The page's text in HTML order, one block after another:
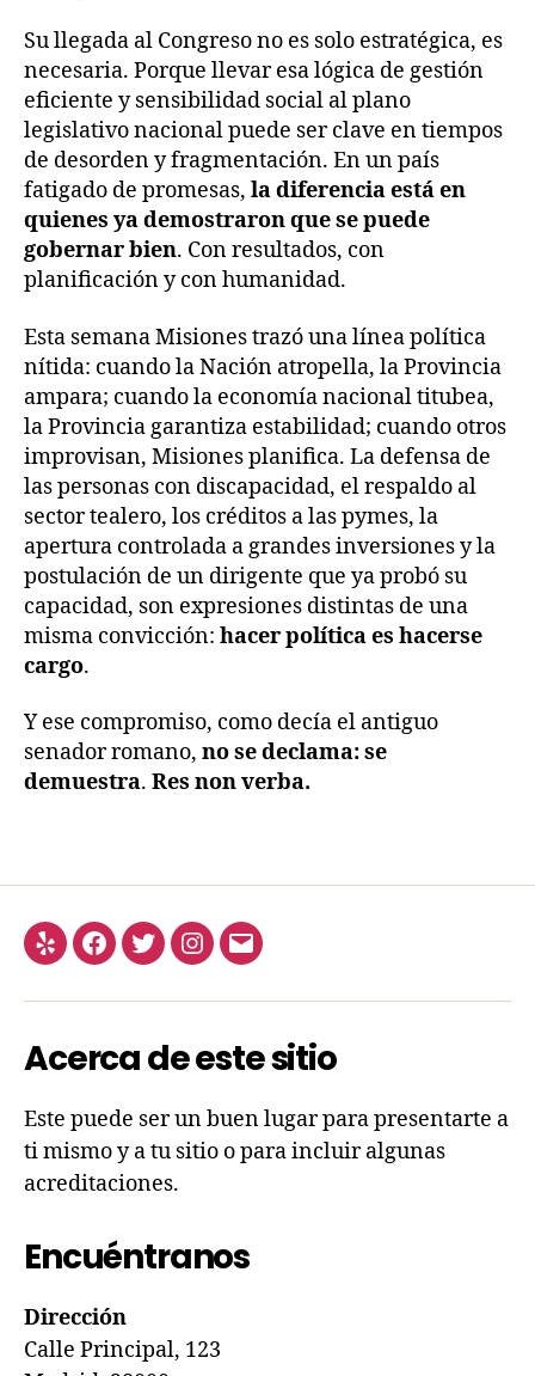
Su llegada al Congreso no es solo estratégica, es
necesaria. Porque llevar esa lógica de gestión
eficiente y sensibilidad social al plano
legislativo nacional puede ser clave en tiempos
de desorden y fragmentación. En un país
fatigado de promesas, la diferencia está en
quienes ya demostraron que se puede
gobernar bien. Con resultados, con
planificación y con humanidad.
Esta semana Misiones trazó una línea política
nítida: cuando la Nación atropella, la Provincia
ampara; cuando la economía nacional titubea,
la Provincia garantiza estabilidad; cuando otros
improvisan, Misiones planifica. La defensa de
las personas con discapacidad, el respaldo al
sector tealero, los créditos a las pymes, la
apertura controlada a grandes inversiones y la
postulación de un dirigente que ya probó su
capacidad, son expresiones distintas de una
misma convicción: hacer política es hacerse
cargo.
Y ese compromiso, como decía el antiguo
senador romano, no se declama: se
demuestra. Res non verba.
Acerca de este sitio
Este puede ser un buen lugar para presentarte a
ti mismo y a tu sitio o para incluir algunas
acreditaciones.
Encuéntranos
Dirección
Calle Principal, 123